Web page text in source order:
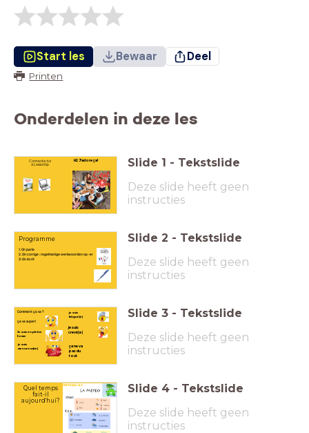
Start les Bewaar Deel
Printen
Onderdelen in deze les
Connecte-toi
à LessonUp
H2 J'adore ça! Slide 1 - Tekstslide
Deze slide heeft geen
instructies
Programme
1. On parle
2. On corrige : regelmatige werkwoorden op -er
3: On écrit
Slide 2 - Tekstslide
Deze slide heeft geen
instructies
Comment ça va ?
ça va super!
Je suis en pleine
forme
je suis
amoureux(se)
je suis
fatigué(e)
je suis
crevé(e)
ça ne va
pas du
tout
Slide 3 - Tekstslide
Deze slide heeft geen
instructies
Quel temps
fait-il
aujourd'hui?
Slide 4 - Tekstslide
Deze slide heeft geen
instructies